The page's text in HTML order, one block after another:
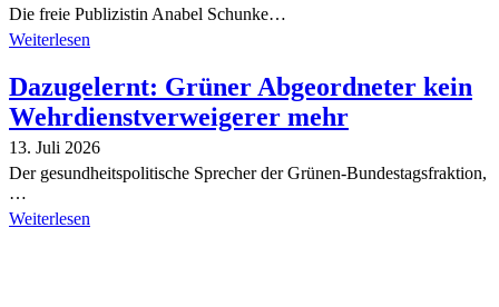
Die freie Publizistin Anabel Schunke…
Weiterlesen
Dazugelernt: Grüner Abgeordneter kein
Wehrdienstverweigerer mehr
13. Juli 2026
Der gesundheitspolitische Sprecher der Grünen-Bundestagsfraktion,
…
Weiterlesen